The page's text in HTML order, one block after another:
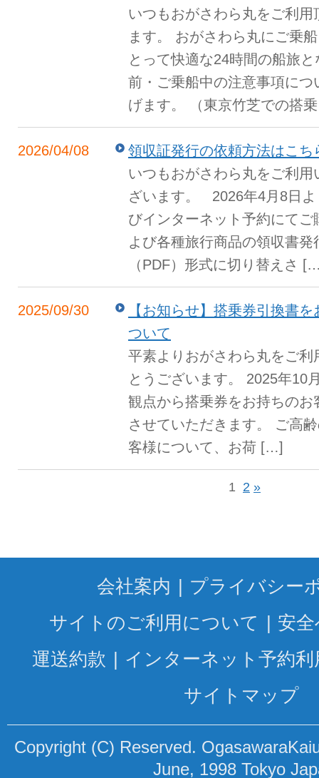
いつもおがさわら丸をご利
ます。 おがさわら丸にご乗
とって快適な24時間の船旅
前・ご乗船中の注意事項に
げます。 （東京竹芝での搭
2026/04/08
領収証発行の依頼方法はこち
いつもおがさわら丸をご利
ざいます。 2026年4月8日
びインターネット予約にて
よび各種旅行商品の領収書
（PDF）形式に切り替えさ
2025/09/30
【お知らせ】搭乗券引換書
ついて
平素よりおがさわら丸をご
とうございます。 2025年10
観点から搭乗券をお持ちの
させていただきます。 ご高
客様について、お荷 […]
1 2 »
会社案内
プライバシー
サイトのご利用について
安
運送約款
インターネット予約利
サイトマップ
Copyright (C) Reserved.
June, 1998 Tokyo